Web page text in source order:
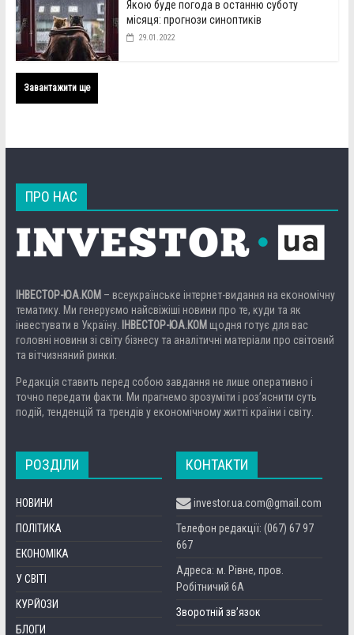
Якою буде погода в останню суботу
місяця: прогнози синоптиків
29.01.2022
Завантажити ще
ПРО НАС
ІНВЕСТОР-ЮА.КОМ – всеукраїнське інтернет-видання на економічну
тематику. Ми генеруємо найсвіжіші новини про те, куди та як
інвестувати в Україну. ІНВЕСТОР-ЮА.КОМ щодня готує для вас
головні новини зі світу бізнесу та аналітичні матеріали про світовий
та вітчизняний ринки.
Редакція ставить перед собою завдання не лише оперативно і
точно передати факти. Ми прагнемо зрозуміти і роз’яснити суть
подій, тенденцій та трендів у економічному житті країни і світу.
РОЗДІЛИ
НОВИНИ
ПОЛІТИКА
ЕКОНОМІКА
У СВІТІ
КУРЙОЗИ
БЛОГИ
КОНТАКТИ
investor.ua.com@gmail.com
Телефон редакції: (067) 67 97
667
Адреса: м. Рівне, пров.
Робітничий 6А
Зворотній зв’язок